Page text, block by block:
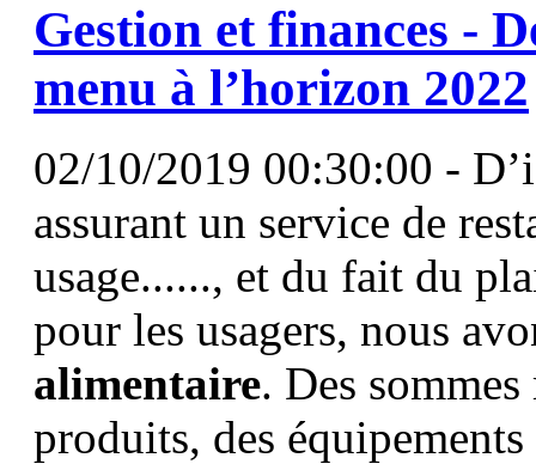
Gestion et finances -
menu à l’horizon 2022
02/10/2019 00:30:00 -
assurant un service de
usage......, et du fait du
pour les usagers, nous
alimentaire. Des
produits, des